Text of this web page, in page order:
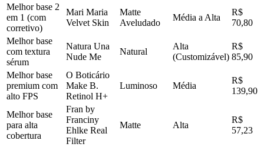
Melhor base 2
em 1 (com
corretivo)
Mari Maria
Velvet Skin
Matte
Aveludado
Média a Alta
R$
70,80
Melhor base
com textura
sérum
Natura Una
Nude Me
Natural
Alta
(Customizável)
R$
85,90
Melhor base
premium com
alto FPS
O Boticário
Make B.
Retinol H+
Luminoso Média
R$
139,90
Melhor base
para alta
cobertura
Fran by
Franciny
Ehlke Real
Filter
Matte Alta
R$
57,23